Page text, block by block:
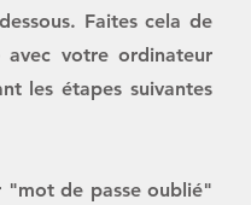
Faites cela de
avec votre ordinateur
les étapes suivantes
"mot de passe oublié"